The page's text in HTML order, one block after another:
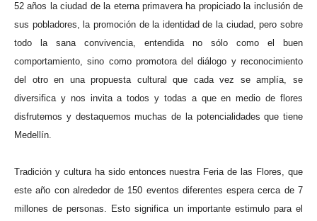
52 años la ciudad de la eterna primavera ha propiciado la inclusión de
sus pobladores, la promoción de la identidad de la ciudad, pero sobre
todo la sana convivencia, entendida no sólo como el buen
comportamiento, sino como promotora del diálogo y reconocimiento
del otro en una propuesta cultural que cada vez se amplía, se
diversifica y nos invita a todos y todas a que en medio de flores
disfrutemos y destaquemos muchas de la potencialidades que tiene
Medellín.
Tradición y cultura ha sido entonces nuestra Feria de las Flores, que
este año con alrededor de 150 eventos diferentes espera cerca de 7
millones de personas. Esto significa un importante estimulo para el